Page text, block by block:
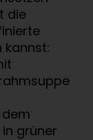
die
kannst:
grüner